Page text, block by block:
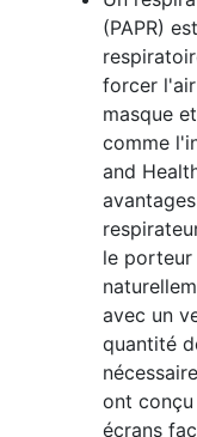
(PAPR)
forcer
masque
comme
and
le porteur
avec un
quantité
ont conçu
écrans